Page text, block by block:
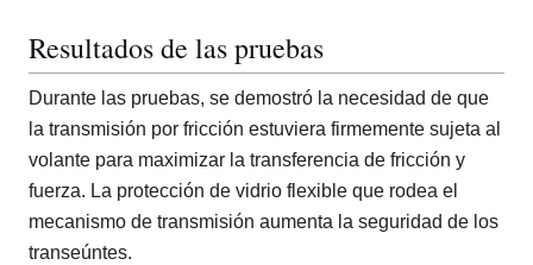
Resultados de las pruebas
Durante las pruebas, se demostró la necesidad de que
la transmisión por fricción estuviera firmemente sujeta al
volante para maximizar la transferencia de fricción y
fuerza. La protección de vidrio flexible que rodea el
mecanismo de transmisión aumenta la seguridad de los
transeúntes.